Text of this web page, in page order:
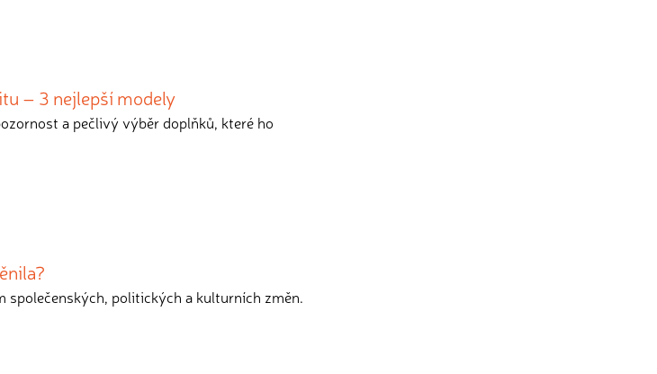
– 3 nejlepší modely
a pečlivý výběr doplňků, které ho
společenských, politických a kulturních změn.